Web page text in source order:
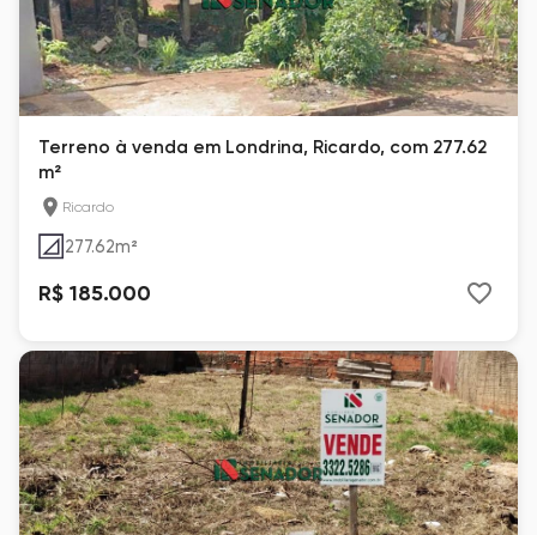
Terreno à venda em Londrina, Ricardo, com 277.62
m²
Ricardo
277.62m²
R$ 185.000